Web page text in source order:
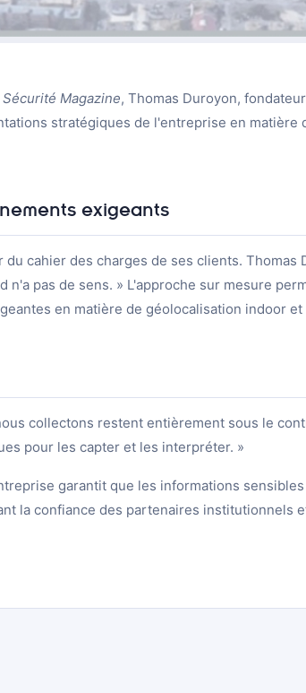
Magazine, Thomas Duroyon,
stratégiques de l'entreprise en matière
exigeants
cahier des charges de ses clients. Thomas
n'a pas de sens. » L'approche sur mesure
en matière de géolocalisation indoor
collectons restent entièrement sous le
pour les capter et les interpréter. »
garantit que les informations
la confiance des partenaires institutionnels